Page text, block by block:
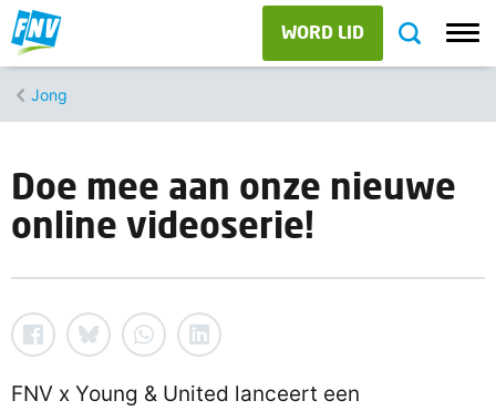
WORD LID
Jong
Doe mee aan onze nieuwe
online videoserie!
FNV x Young & United lanceert een